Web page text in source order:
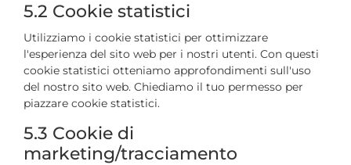
5.2 Cookie statistici
Utilizziamo i cookie statistici per ottimizzare
l'esperienza del sito web per i nostri utenti. Con questi
cookie statistici otteniamo approfondimenti sull'uso
del nostro sito web. Chiediamo il tuo permesso per
piazzare cookie statistici.
5.3 Cookie di
marketing/tracciamento